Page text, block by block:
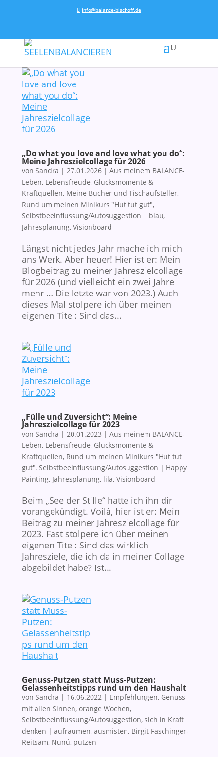
info@balance-bischoff.de
„Do what you love and love what you do“:
Meine Jahreszielcollage für 2026
von Sandra | 27.01.2026| Aus meinem BALANCE-
Leben, Lebensfreude, Glücksmomente &
Kraftquellen, Meine Bücher und Tischaufsteller,
Rund um meinen Minikurs "Hut tut gut",
Selbstbeeinflussung/Autosuggestion | blau,
Jahresplanung, Visionboard
Längst nicht jedes Jahr mache ich mich
ans Werk. Aber heuer! Hier ist er: Mein
Blogbeitrag zu meiner Jahreszielcollage
für 2026 (und vielleicht ein zwei Jahre
mehr … Die letzte war von 2023.) Auch
dieses Mal stolpere ich über meinen
eigenen Titel: Sind das...
„Fülle und Zuversicht“: Meine
Jahreszielcollage für 2023
von Sandra | 20.01.2023 | Aus meinem BALANCE-
Leben, Lebensfreude, Glücksmomente &
Kraftquellen, Rund um meinen Minikurs "Hut tut
gut", Selbstbeeinflussung/Autosuggestion | Happy
Painting, Jahresplanung, lila, Visionboard
Beim „See der Stille“ hatte ich ihn dir
vorangekündigt. Voilà, hier ist er: Mein
Beitrag zu meiner Jahreszielcollage für
2023. Fast stolpere ich über meinen
eigenen Titel: Sind das wirklich
Jahresziele, die ich da in meiner Collage
abgebildet habe? Ist...
Genuss-Putzen statt Muss-Putzen:
Gelassenheitstipps rund um den Haushalt
von Sandra | 16.06.2022| Empfehlungen, Genuss
mit allen Sinnen, orange Wochen,
Selbstbeeinflussung/Autosuggestion, sich in Kraft
denken | aufräumen, ausmisten, Birgit Faschinger-
Reitsam, Nunú, putzen